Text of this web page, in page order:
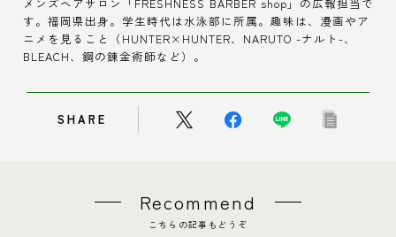
す。福岡県出身。学生時代は水泳部に所属。趣味は、漫画やア
ニメを見ること（HUNTER×HUNTER、NARUTO -ナルト-、
BLEACH、鋼の錬金術師など）。
SHARE
Recommend
こちらの記事もどうぞ